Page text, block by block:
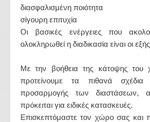
διασφαλισμένη ποιότητα
σίγουρη επιτυχία
Οι βασικές ενέργειες που
ολοκληρωθεί η διαδικασία είναι οι
Με την βοήθεια της κάτοψης
προτείνουμε τα πιθανά σχέδια
προσαρμογής των διαστάσεων,
πρόκειται για ειδικές κατασκευές.
Επισκεπτόμαστε τον χώρο σας και